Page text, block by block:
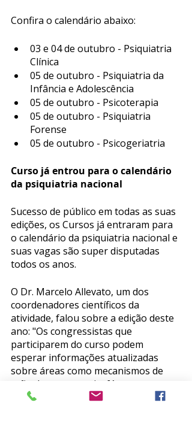
Confira o calendário abaixo:
03 e 04 de outubro - Psiquiatria
Clínica
05 de outubro - Psiquiatria da
Infância e Adolescência
05 de outubro - Psicoterapia
05 de outubro - Psiquiatria
Forense
05 de outubro - Psicogeriatria
Curso já entrou para o calendário
da psiquiatria nacional
Sucesso de público em todas as suas
edições, os Cursos já entraram para
o calendário da psiquiatria nacional e
suas vagas são super disputadas
todos os anos.
O Dr. Marcelo Allevato, um dos
coordenadores científicos da
atividade, falou sobre a edição deste
ano: "Os congressistas que
participarem do curso podem
esperar informações atualizadas
sobre áreas como mecanismos de
ação dos novos psicofármacos,
interface entre a psiquiatria e as